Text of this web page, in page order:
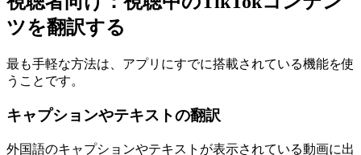
ツを翻訳する
最も手軽な方法は、アプリにすでに搭載されている機能を使
うことです。
キャプションやテキストの翻訳
外国語のキャプションやテキストが表示されている動画に出